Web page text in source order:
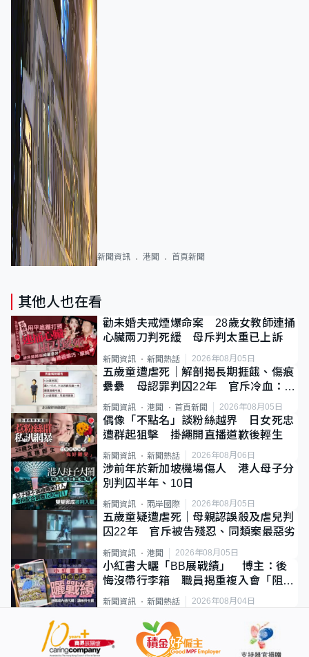
新聞資訊 港聞 首頁新聞
其他人也在看
勸未婚夫戒煙爆命案 28歲女教師連捅
心臟兩刀判死緩 母斥判太重已上訴
新聞資訊 新聞熱話 2026年08月05日
五歲童遭虐死｜解剖揭長期捱餓、傷痕
纍纍 母認罪判囚22年 官斥冷血：同
類案最惡劣
新聞資訊 港聞 首頁新聞 2026年08月05日
偶像「不點名」談粉絲越界 日女死忠
遭群起狙擊 掛繩開直播道歉後輕生
新聞資訊 新聞熱話 2026年08月06日
涉前年於新加坡機場傷人 港人母子分
別判囚半年、10日
新聞資訊 兩岸國際 2026年08月05日
五歲童疑遭虐死｜母親認誤殺及虐兒判
囚22年 官斥被告殘忍、同類案最惡劣
新聞資訊 港聞 2026年08月05日
小紅書大曬「BB展戰績」 博主：後
悔沒帶行李箱 職員揭重複入會「阻止
唔到」
新聞資訊 新聞熱話 2026年08月04日